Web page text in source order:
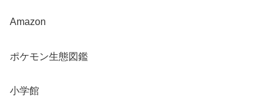
Amazon
ポケモン生態図鑑
小学館